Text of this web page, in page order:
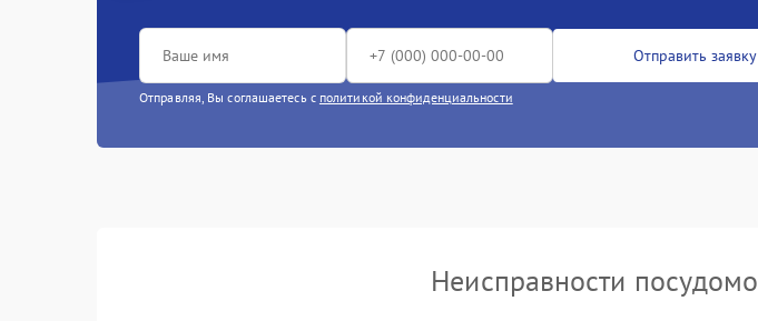
Отправить
Отправляя, Вы соглашаетесь с политикой конфиденциальности
Неисправности